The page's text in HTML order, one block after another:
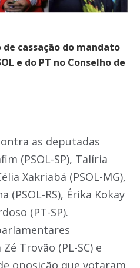
cassação do mandato
e do PT no Conselho de
as deputadas
(PSOL-SP), Talíria
Xakriabá (PSOL-MG),
(PSOL-RS), Érika Kokay
(PT-SP).
Trovão (PL-SC) e